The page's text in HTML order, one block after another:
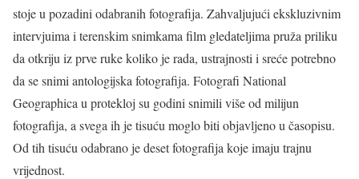
stoje u pozadini odabranih fotografija. Zahvaljujući ekskluzivnim
intervjuima i terenskim snimkama film gledateljima pruža priliku
da otkriju iz prve ruke koliko je rada, ustrajnosti i sreće potrebno
da se snimi antologijska fotografija. Fotografi National
Geographica u protekloj su godini snimili više od milijun
fotografija, a svega ih je tisuću moglo biti objavljeno u časopisu.
Od tih tisuću odabrano je deset fotografija koje imaju trajnu
vrijednost.